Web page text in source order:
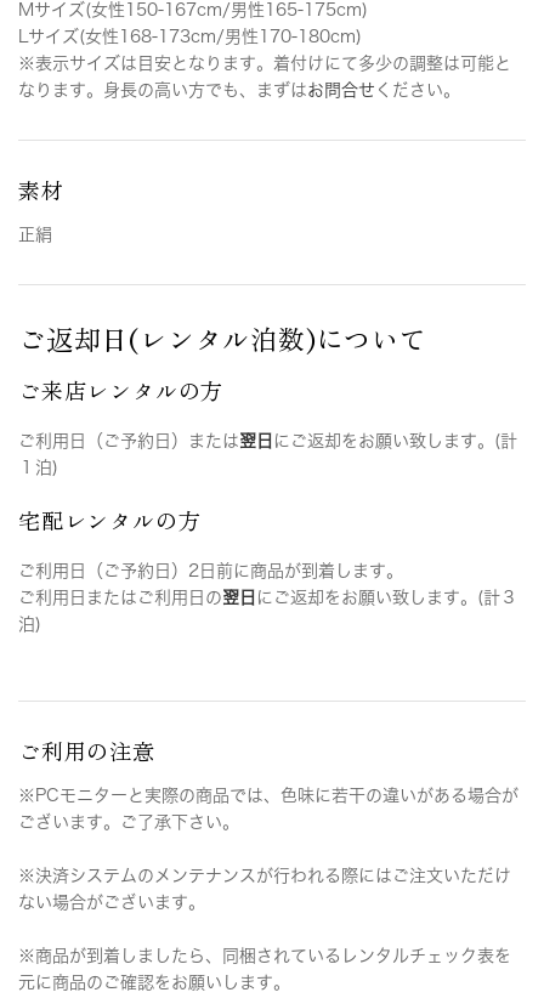
Mサイズ(女性150-167cm/男性165-175cm)
Lサイズ(女性168-173cm/男性170-180cm)
※表示サイズは目安となります。着付けにて多少の調整は可能と
なります。身長の高い方でも、まずはお問合せ ください。
素材
正絹
ご返却日(レンタル泊数)について
ご来店レンタルの方
ご利用日（ご予約日）または翌日 にご返却をお願い致します。(計
１泊)
宅配レンタルの方
ご利用日（ご予約日）2日前に商品が到着します。
ご利用日またはご利用日の翌日 にご返却をお願い致します。(計３
泊)
ご利用の注意
※PCモニターと実際の商品では、色味に若干の違いがある場合が
ございます。ご了承下さい。
※決済システムのメンテナンスが行われる際にはご注文いただけ
ない場合がございます。
※商品が到着しましたら、同梱されているレンタルチェック表を
元に商品のご確認をお願いします。